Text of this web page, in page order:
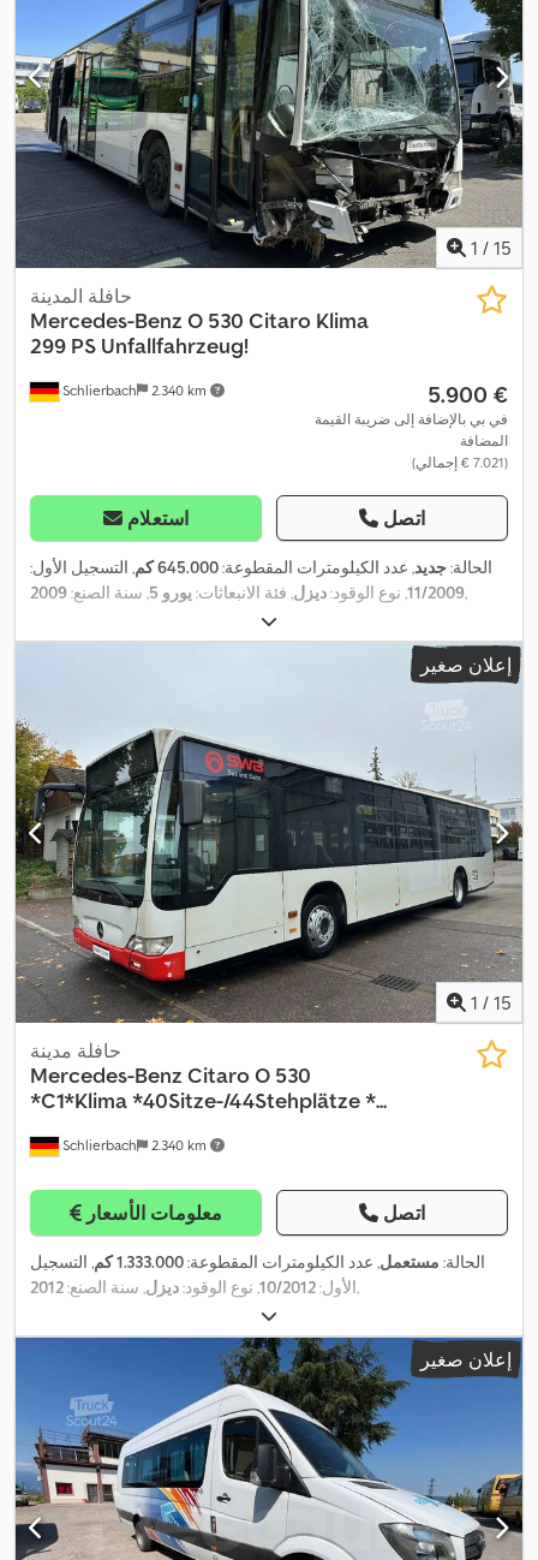
1 / 15
Schlierbach 2.340 km
حافلة المدينة
Mercedes-Benz O 530 Citaro Klima
299 PS Unfallfahrzeug!
‏5.900 €
في بي بالإضافة إلى ضريبة القيمة
المضافة
(‏7.021 € إجمالي)
استعلام اتصل
الحالة:جديد, عدد الكيلومترات المقطوعة:645.000 كم
, التسجيل الأول:
11/2009, نوع الوقود:ديزل, فئة الانبعاثات:يورو 5 , سنة الصنع:2009 ,
إعلان صغير
1 / 15
Schlierbach 2.340 km
حافلة مدينة
Mercedes-Benz Citaro O 530
*C1*Klima *40Sitze-/44Stehplätze *...
معلومات الأسعار اتصل
الحالة: مستعمل, عدد الكيلومترات المقطوعة:1.333.000 كم
, التسجيل
الأول:10/2012, نوع الوقود:ديزل, سنة الصنع:2012 ,
إعلان صغير